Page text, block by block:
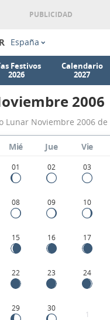
España
Festivos
2026
Calendario
2027
Calendario
Lunar
Noviembre
2006
de
España.
2006
Lunar Noviembre 2006 de
Mié Jue Vie
01 02 03
08 09 10
15 16 17
22 23 24
29 30
1